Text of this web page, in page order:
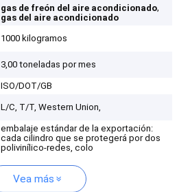
gas de freón del aire acondicionado,
gas del aire acondicionado
1000 kilogramos
3,00 toneladas por mes
ISO/DOT/GB
L/C, T/T, Western Union,
embalaje estándar de la exportación:
cada cilindro que se protegerá por dos
polivinílico-redes, colo
Vea más